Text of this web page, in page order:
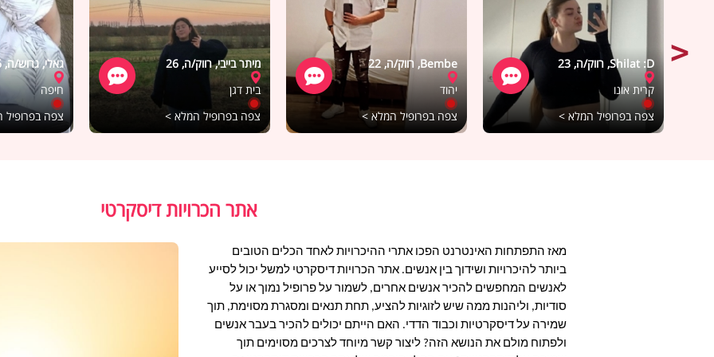
גאלי, גרוש/ה, 56
חיפה
צפה בפרופיל
מיתר בייבי, רווק/ה, 26
בית דגן
צפה בפרופיל המלא >
Bembe, רווק/ה, 22
יהוד
צפה בפרופיל המלא >
Shilat :D, רווק/ה, 23
קרית אונו
צפה בפרופיל המלא >
אתר הכרויות דיסקרטי
מאז התפתחות האינטרנט הפכו אתרי ההיכרויות לאחד הכלים הטובים
ביותר להיכרויות ושידוך בין אנשים. אתר הכרויות דיסקרטי למשל יכול לסייע
לאנשים המחפשים להכיר אנשים אחרים, לשמור על פרופיל נמוך או על
סודיות, וליהנות ממה שיש לזוגיות להציע, תחת תנאים ומסגרת מסוימת, תוך
שמירה על דיסקרטיות וכבוד הדדי. האם הייתם יכולים להכיר בעבר אנשים
ולפתוח מולם את הנושא הזה? ליצור קשר מיוחד לצרכים מסוימים תוך